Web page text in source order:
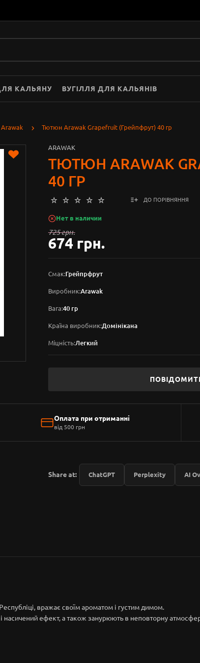
КАЛЬЯНУ ВУГІЛЛЯ ДЛЯ КАЛЬЯНІВ
Тютюн Arawak Grapefruit (Грейпфрут) 40 гр
ARAWAK
ТЮТЮН ARAWAK
40 ГР
ДО ПОРІВНЯННЯ
Нет в наличии
725 грн.
674 грн.
Смак:Грейпрфрут
Виробник:Arawak
Вага:40 гр
Країна виробник:Домінікана
Міцність:Легкий
Оплата при отриманні
від 500 грн
Share at: ChatGPT Perplexity AI
вражає своїм ароматом і густим димом.
насичений ефект, а також занурюють в неповторну